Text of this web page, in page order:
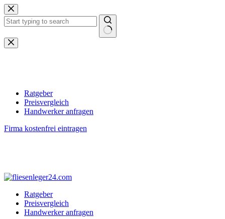
Zum
Inhalt
springen
Keine
Ergebnisse
Ratgeber
Preisvergleich
Handwerker anfragen
Firma kostenfrei eintragen
Ratgeber
Preisvergleich
Handwerker anfragen